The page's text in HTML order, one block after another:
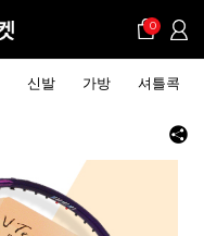
0
신발 가방 셔틀콕